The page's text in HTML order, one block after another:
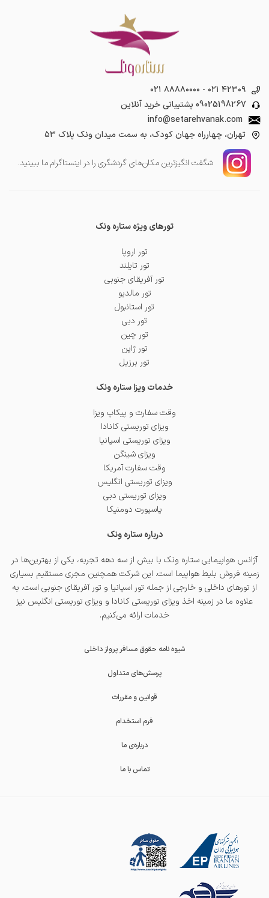
۰۲۱ ۸۸۸۸۰۰۰۰ - ۰۲۱ ۴۲۳۰۹
09025198267 پشتیبانی خرید آنلاین
info@setarehvanak.com
تهران، چهارراه جهان کودک، به سمت میدان ونک پلاک ۵۳
شگفت انگیز‌ترین مکان‌های گردشگری را در اینستاگرام ما ببینید.
تورهای ویژه ستاره ونک
تور اروپا
تور تایلند
تور آفریقای جنوبی
تور مالدیو
تور استانبول
تور دبی
تور چین
تور ژاپن
تور برزیل
خدمات ویزا ستاره ونک
وقت سفارت و پیکاپ ویزا
ویزای توریستی کانادا
ویزای توریستی اسپانیا
ویزای شینگن
وقت سفارت آمریکا
ویزای توریستی انگلیس
ویزای توریستی دبی
پاسپورت دومنیکا
درباره ستاره ونک
آژانس هواپیمایی ستاره ونک با بیش از سه دهه تجربه، یکی از بهترین‌ها در
زمینه فروش بلیط هواپیما است. این شرکت همچنین مجری مستقیم بسیاری
از تورهای داخلی و خارجی از جمله تور اسپانیا و تور آفریقای جنوبی است. به
علاوه ما در زمینه اخذ ویزای توریستی کانادا و ویزای توریستی انگلیس نیز
خدمات ارائه می‌کنیم.
شیوه نامه حقوق مسافر پرواز داخلی
پرسش‌های متداول
قوانین و مقررات
فرم استخدام
درباره‌ی ما
تماس با ما